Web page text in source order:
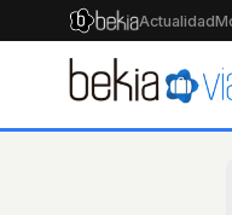
Actualidad